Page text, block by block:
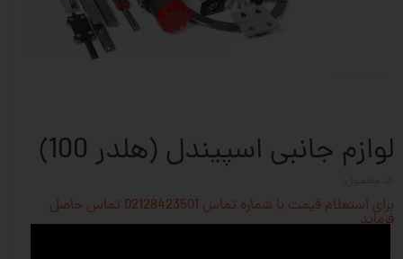
لوازم جانبی اسپیندل (هلدر 100)
برای استعلام قیمت با شماره تماس 02128423501 تماس حاصل
فرماید